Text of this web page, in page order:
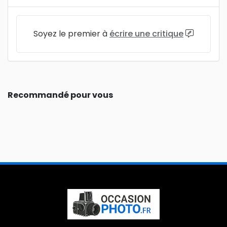
Soyez le premier à écrire une critique
Recommandé pour vous